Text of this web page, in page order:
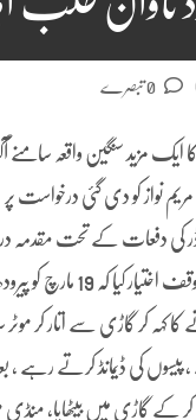
مزید سنگین واقعہ سامنے
نواز کو دی گئی درخواست پر
کی دفعات کے تحت مقدمہ
نے وزیر اعلیٰ پنجاب
کر گاڑی سے اتار کر موٹر
کے بعد پولیس والون نے 4لاکھ وصول کر